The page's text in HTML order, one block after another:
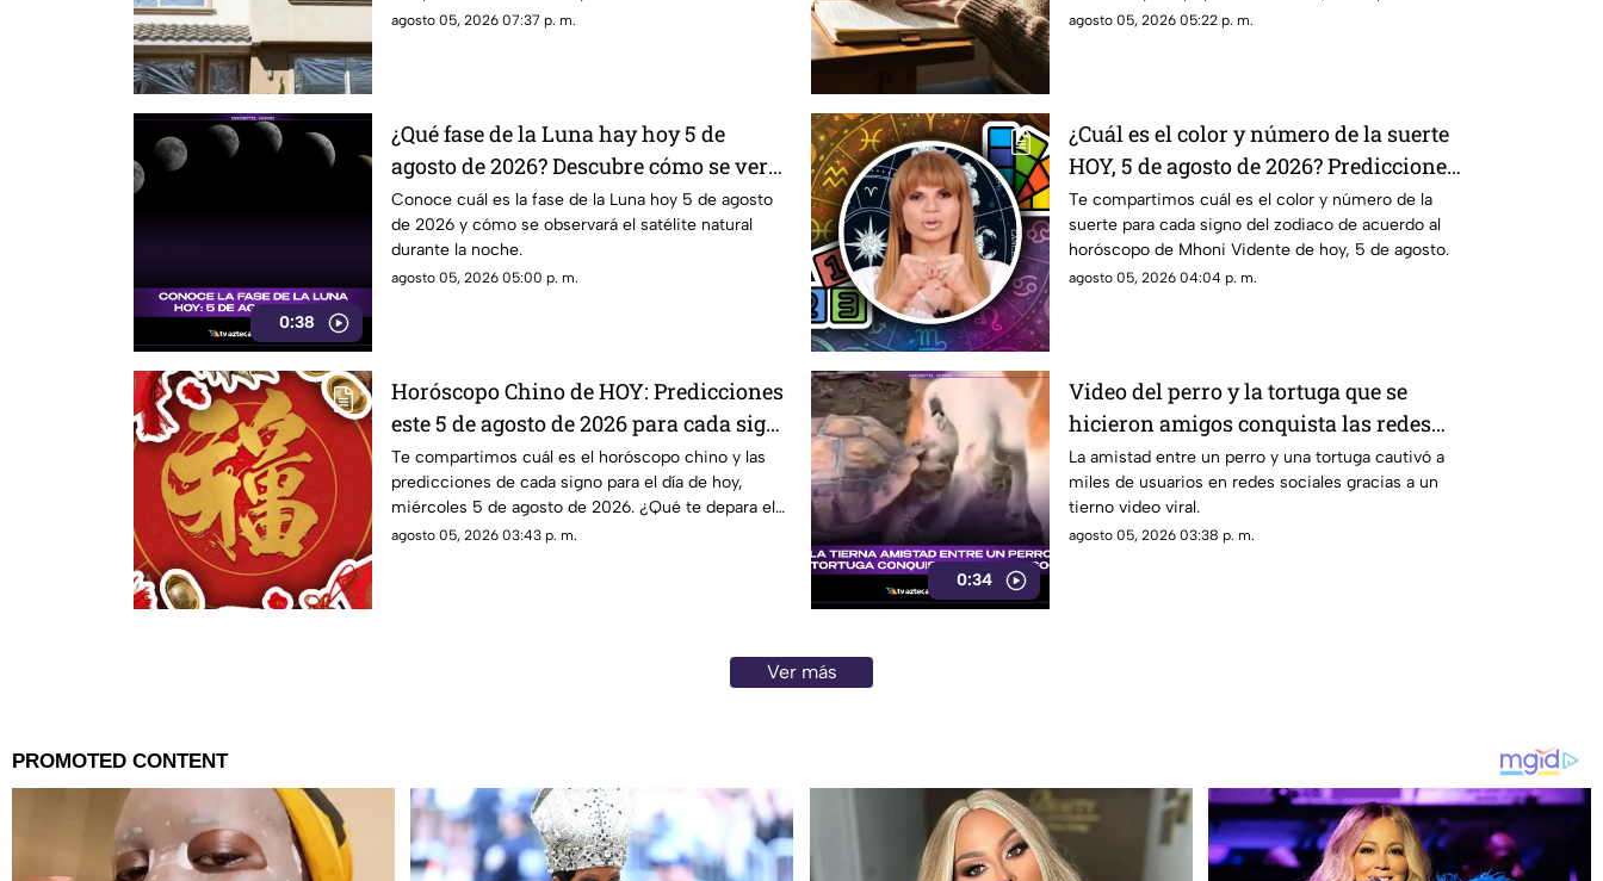
papel aluminio en las ventanas es un truco eficaz
agosto 05, 2026 07:37 p. m.
contigo mismo.
agosto 05, 2026 05:22 p. m.
0:38
¿Qué fase de la Luna hay hoy 5 de
agosto de 2026? Descubre cómo se verá
el satélite esta noche
Conoce cuál es la fase de la Luna hoy 5 de agosto
de 2026 y cómo se observará el satélite natural
durante la noche.
agosto 05, 2026 05:00 p. m.
¿Cuál es el color y número de la suerte
HOY, 5 de agosto de 2026? Predicciones
de Mhoni Vidente para cada signo este
miércoles
Te compartimos cuál es el color y número de la
suerte para cada signo del zodiaco de acuerdo al
horóscopo de Mhoni Vidente de hoy, 5 de agosto.
agosto 05, 2026 04:04 p. m.
Horóscopo Chino de HOY: Predicciones
este 5 de agosto de 2026 para cada signo
del zodiaco
Te compartimos cuál es el horóscopo chino y las
predicciones de cada signo para el día de hoy,
miércoles 5 de agosto de 2026. ¿Qué te depara el
destino?
agosto 05, 2026 03:43 p. m.
0:34
Video del perro y la tortuga que se
hicieron amigos conquista las redes
sociales por su ternura
La amistad entre un perro y una tortuga cautivó a
miles de usuarios en redes sociales gracias a un
tierno video viral.
agosto 05, 2026 03:38 p. m.
Ver más